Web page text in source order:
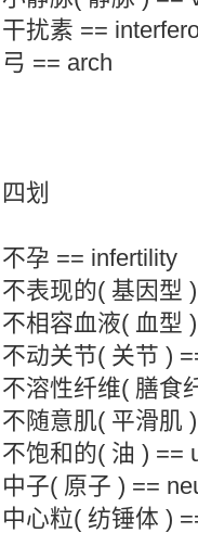
干扰素 ==
弓 == arch
四划
不孕 == infertility
不表现的( 基因型
不相容血液( 血型
不动关节( 关节 )
不溶性纤维( 膳食
不随意肌( 平滑肌
不饱和的( 油 ) ==
中子( 原子 ) ==
中心粒( 纺锤体 )